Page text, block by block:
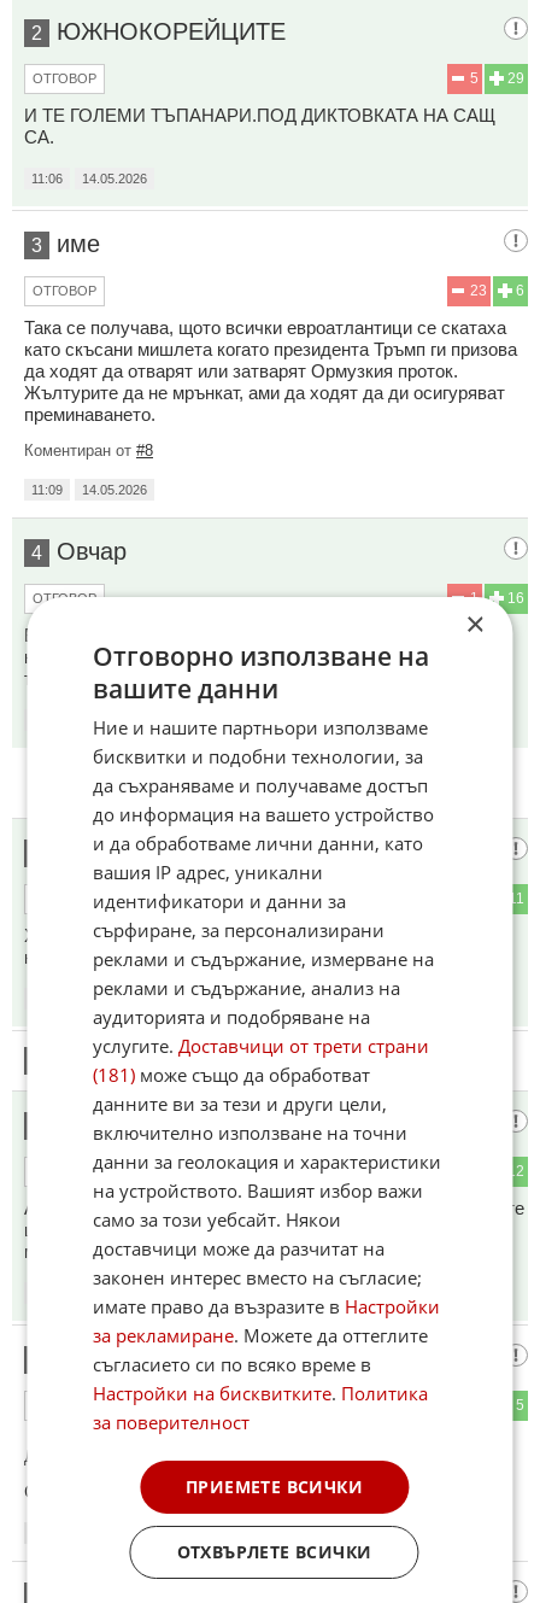
2 ЮЖНОКОРЕЙЦИТЕ
29
5
ОТГОВОР
И ТЕ ГОЛЕМИ ТЪПАНАРИ.ПОД ДИКТОВКАТА НА САЩ
СА.
11:06 14.05.2026
3 име
6
23
ОТГОВОР
Така се получава, щото всички евроатлантици се скатаха
като скъсани мишлета когато президента Тръмп ги призова
да ходят да отварят или затварят Ормузкия проток.
Жълтурите да не мрънкат, ами да ходят да ди осигуряват
преминаването.
Коментиран от #8
11:09 14.05.2026
4 Овчар
16
1
ОТГОВОР
В дълбоката мрежа има снимки от сателит които показва
кой иска да препише вината на други , и фактите утре ще
трябва да го отразят , плъзнало е вече..!
14.05.2026
Криминалистът
11
ОТГОВОР
Характера на пробойната, увредената зона, метода на
нападение - всичко е познато.
14.05.2026
Този коментар е премахнат от модератор.
Сталин
12
ОТГОВОР
Ами който не си плаща ,тъй става ,приятелите на краварите
ще трябва да плащат такса за "приятелството" като
минават през Ормузкия пролив
Отивай да отваряш протока
5
ОТГОВОР
До коментар
Стига дава акъл, който го нямаш !
14.05.2026
×
Отговорно използване на
вашите данни
Ние и нашите партньори използваме
бисквитки и подобни технологии, за
да съхраняваме и получаваме достъп
до информация на вашето устройство
и да обработваме лични данни, като
вашия IP адрес, уникални
идентификатори и данни за
сърфиране, за персонализирани
реклами и съдържание, измерване на
реклами и съдържание, анализ на
аудиторията и подобряване на
услугите.Доставчици от трети страни
(181) може също да обработват
данните ви за тези и други цели,
включително използване на точни
данни за геолокация и характеристики
на устройството. Вашият избор важи
само за този уебсайт. Някои
доставчици може да разчитат на
законен интерес вместо на съгласие;
имате право да възразите в Настройки
за рекламиране. Можете да оттеглите
съгласието си по всяко време в
Настройки на бисквитките. Политика
за поверителност
ПРИЕМЕТЕ ВСИЧКИ
ОТХВЪРЛЕТЕ ВСИЧКИ